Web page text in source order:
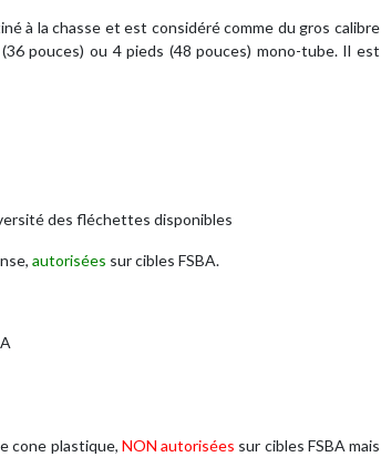
à la chasse et est considéré comme du gros calibre
pouces) ou 4 pieds (48 pouces) mono-tube. Il est
des fléchettes disponibles
autorisées sur cibles FSBA.
cone plastique, NON autorisées sur cibles FSBA mais